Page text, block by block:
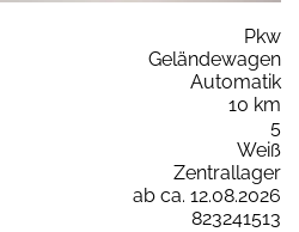
Pkw
Geländewagen
Automatik
10 km
5
Weiß
Zentrallager
ab ca. 12.08.2026
823241513